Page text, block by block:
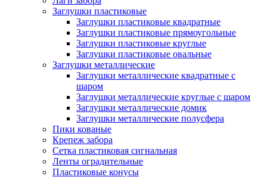
Заглушки пластиковые
Заглушки пластиковые квадратные
Заглушки пластиковые прямоугольные
Заглушки пластиковые круглые
Заглушки пластиковые овальные
Заглушки металлические
Заглушки металлические квадратные с
шаром
Заглушки металлические круглые с шаром
Заглушки металлические домик
Заглушки металлические полусфера
Пики кованые
Крепеж забора
Сетка пластиковая сигнальная
Ленты оградительные
Пластиковые конусы